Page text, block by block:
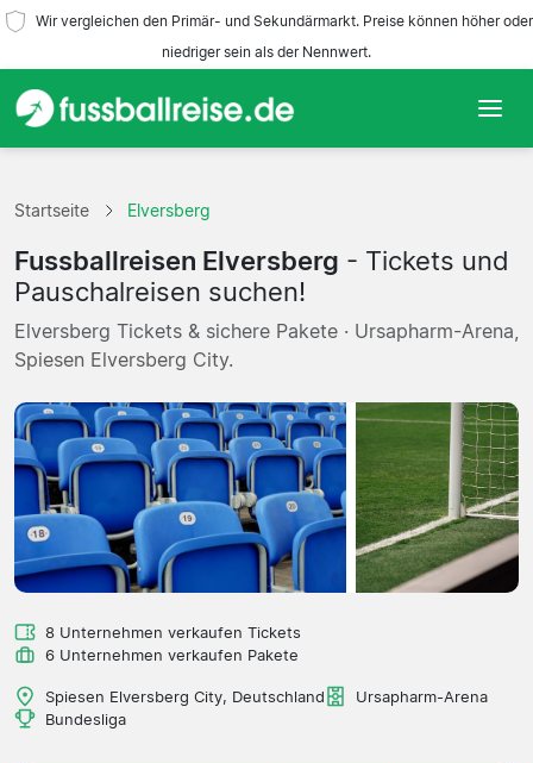
Wir vergleichen den Primär- und Sekundärmarkt. Preise können höher oder
niedriger sein als der Nennwert.
Mannschaften
Ligen
Reisebüros
Startseite Elversberg
Fussballreisen Elversberg - Tickets und
Pauschalreisen suchen!
Elversberg Tickets & sichere Pakete · Ursapharm-Arena,
Spiesen Elversberg City.
8 Unternehmen verkaufen Tickets
6 Unternehmen verkaufen Pakete
Spiesen Elversberg City, Deutschland
Ursapharm-Arena
Bundesliga